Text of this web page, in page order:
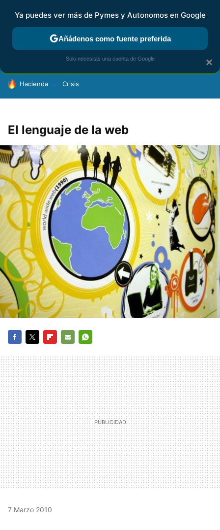
FISCALIDAD Y CONTABILIDAD KIT DIGITAL RENTA
HOY SE HABLA DE
Hacienda Crisis
El lenguaje de la web
MAIL
7 Marzo 2010
×
Ya puedes ver más de Pymes y Autonomos en Google
Añádenos como fuente preferida
Solo necesitas una cuenta de Google